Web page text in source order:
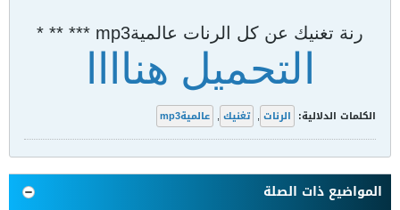
رنة تغنيك عن كل الرنات عالميةmp3 *** ** *
التحميل هناااا
الكلمات الدلالية: الرنات , تغنيك , عالميةmp3
المواضيع ذات الصلة